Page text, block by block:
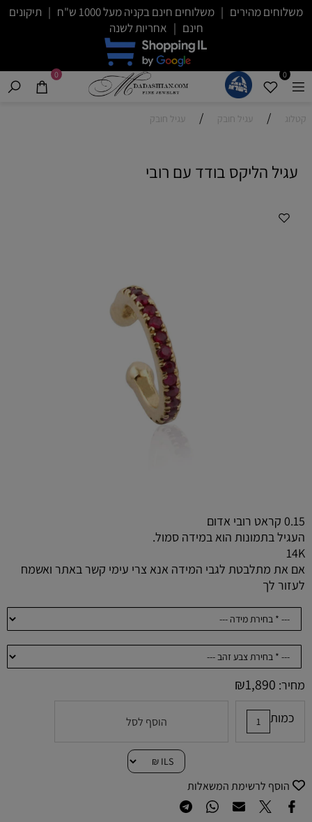
משלוחים מהירים | משלוחים חינם בקניה מעל 1000 ש"ח | תיקונים
חינם | אחריות לשנה
0
0
קטלוג / עגיל חובק / עגיל חובק
עגיל הליקס בודד עם רובי
0.15 קראט רובי אדום
העגיל בתמונות הוא במידה סמול.
14K
אם את מתלבטת לגבי המידה אנא צרי עימי קשר באתר ואשמח
לעזור לך
מחיר: ₪1,890
כמות הוסף לסל
הוסף לרשימת המשאלות